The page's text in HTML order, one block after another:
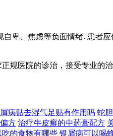
卑、焦虑等负面情绪. 患者
医院的诊治，接受专业的
病贴去湿气足贴有作用吗 蛇
方 治疗牛皮癣的中药膏配方
的食物有哪些 银屑病可以喝